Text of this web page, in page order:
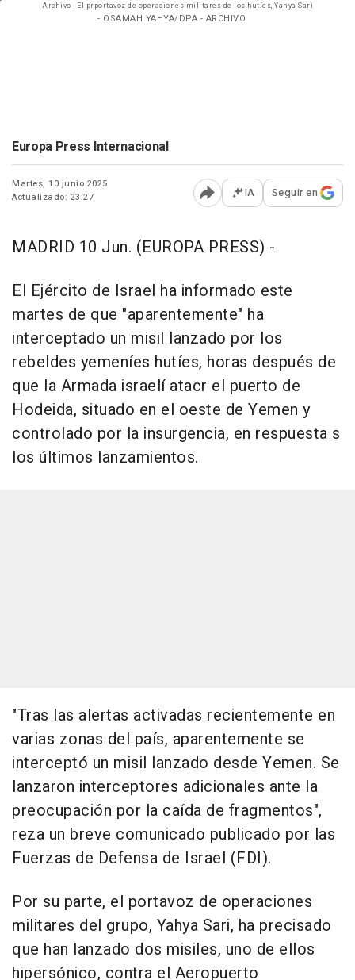
Archivo - El prportavoz de operaciones militares de los hutíes, Yahya Sari
- OSAMAH YAHYA/DPA - ARCHIVO
Europa Press Internacional
Martes, 10 junio 2025
Actualizado: 23:27
Abrir opciones para
IA Seguir en
MADRID 10 Jun. (EUROPA PRESS) -
El Ejército de Israel ha informado este
martes de que "aparentemente" ha
interceptado un misil lanzado por los
rebeldes yemeníes hutíes, horas después de
que la Armada israelí atacr el puerto de
Hodeida, situado en el oeste de Yemen y
controlado por la insurgencia, en respuesta s
los últimos lanzamientos.
"Tras las alertas activadas recientemente en
varias zonas del país, aparentemente se
interceptó un misil lanzado desde Yemen. Se
lanzaron interceptores adicionales ante la
preocupación por la caída de fragmentos",
reza un breve comunicado publicado por las
Fuerzas de Defensa de Israel (FDI).
Por su parte, el portavoz de operaciones
militares del grupo, Yahya Sari, ha precisado
que han lanzado dos misiles, uno de ellos
hipersónico, contra el Aeropuerto